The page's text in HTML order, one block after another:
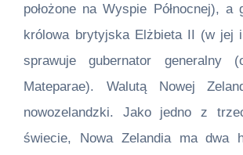
położone na Wyspie Północnej), a
królowa brytyjska Elżbieta II (w jej
sprawuje gubernator generalny
Mateparae). Walutą Nowej
nowozelandzki. Jako jedno z
świecie, Nowa Zelandia ma dwa